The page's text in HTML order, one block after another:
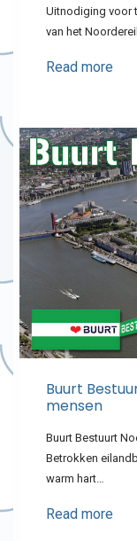
Uitnodiging voor
van het
Read more
Buurt
mensen
Buurt Bestuurt
Betrokken
warm hart…
Read more